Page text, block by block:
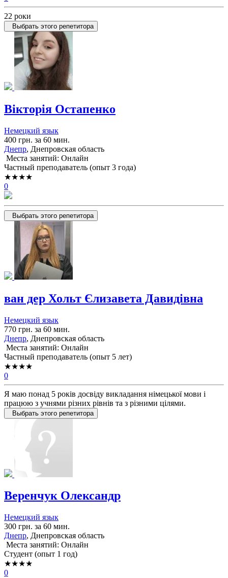
22 роки
Выбрать этого репетитора
Вікторія Остапенко
Немецкий язык
400 грн. за 60 мин.
Днепр, Днепровская область
Места занятий: Онлайн
Частный преподаватель (опыт 3 года)
★★★★
0
Выбрать этого репетитора
ван дер Хольт Єлизавета Давидівна
Немецкий язык
770 грн. за 60 мин.
Днепр, Днепровская область
Места занятий: Онлайн
Частный преподаватель (опыт 5 лет)
★★★★
0
Я маю понад 5 років досвіду викладання німецької мови і
працюю з учнями різних рівнів та з різними цілями.
Выбрать этого репетитора
Веренчук Олександр
Немецкий язык
300 грн. за 60 мин.
Днепр, Днепровская область
Места занятий: Онлайн
Cтудент (опыт 1 год)
★★★★
0